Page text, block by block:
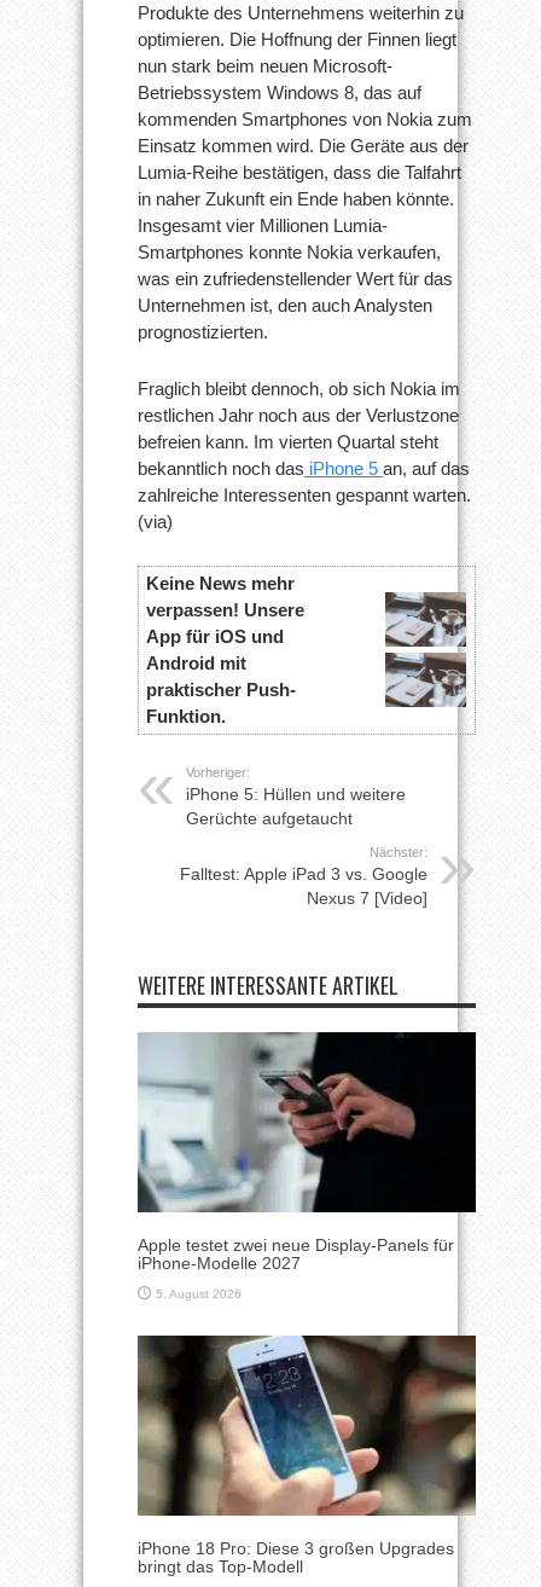
Produkte des Unternehmens weiterhin zu
optimieren. Die Hoffnung der Finnen liegt
nun stark beim neuen Microsoft-
Betriebssystem Windows 8, das auf
kommenden Smartphones von Nokia zum
Einsatz kommen wird. Die Geräte aus der
Lumia-Reihe bestätigen, dass die Talfahrt
in naher Zukunft ein Ende haben könnte.
Insgesamt vier Millionen Lumia-
Smartphones konnte Nokia verkaufen,
was ein zufriedenstellender Wert für das
Unternehmen ist, den auch Analysten
prognostizierten.
Fraglich bleibt dennoch, ob sich Nokia im
restlichen Jahr noch aus der Verlustzone
befreien kann. Im vierten Quartal steht
bekanntlich noch das iPhone 5 an, auf das
zahlreiche Interessenten gespannt warten.
(via)
Keine News mehr
verpassen! Unsere
App für iOS und
Android mit
praktischer Push-
Funktion.
Vorheriger:
iPhone 5: Hüllen und weitere
Gerüchte aufgetaucht
Nächster:
Falltest: Apple iPad 3 vs. Google
Nexus 7 [Video]
WEITERE INTERESSANTE ARTIKEL
Apple testet zwei neue Display-Panels für
iPhone-Modelle 2027
5. August 2026
iPhone 18 Pro: Diese 3 großen Upgrades
bringt das Top-Modell